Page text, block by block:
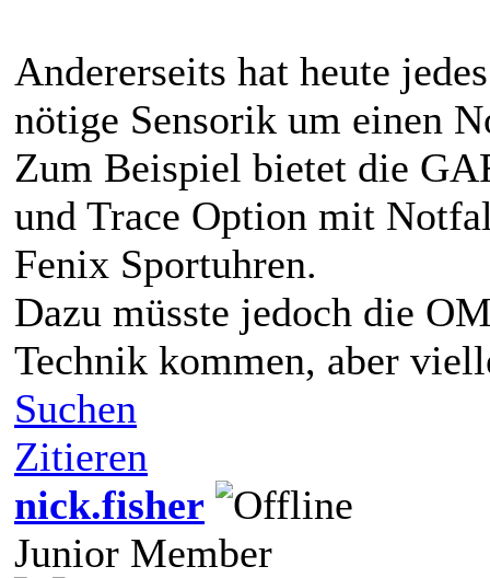
Andererseits hat heute
nötige Sensorik um einen
Zum Beispiel bietet die
und Trace Option mit
Fenix Sportuhren.
Dazu müsste jedoch die
Technik kommen, aber
Suchen
Zitieren
nick.fisher
Junior Member